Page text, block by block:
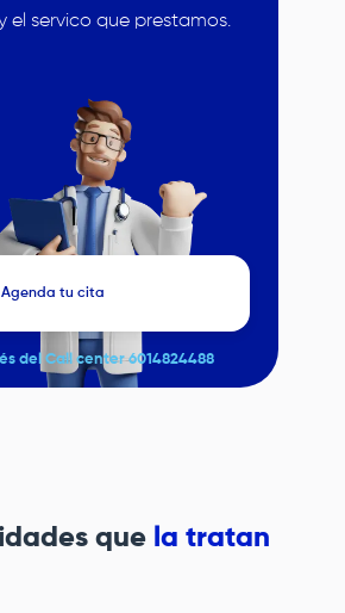
el servico que prestamos.
Agenda tu cita
del Call center 6014824488
que la tratan